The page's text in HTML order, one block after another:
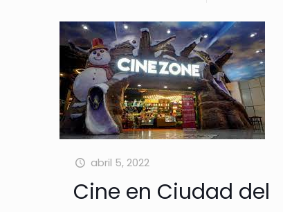
abril 5, 2022
Cine en Ciudad del